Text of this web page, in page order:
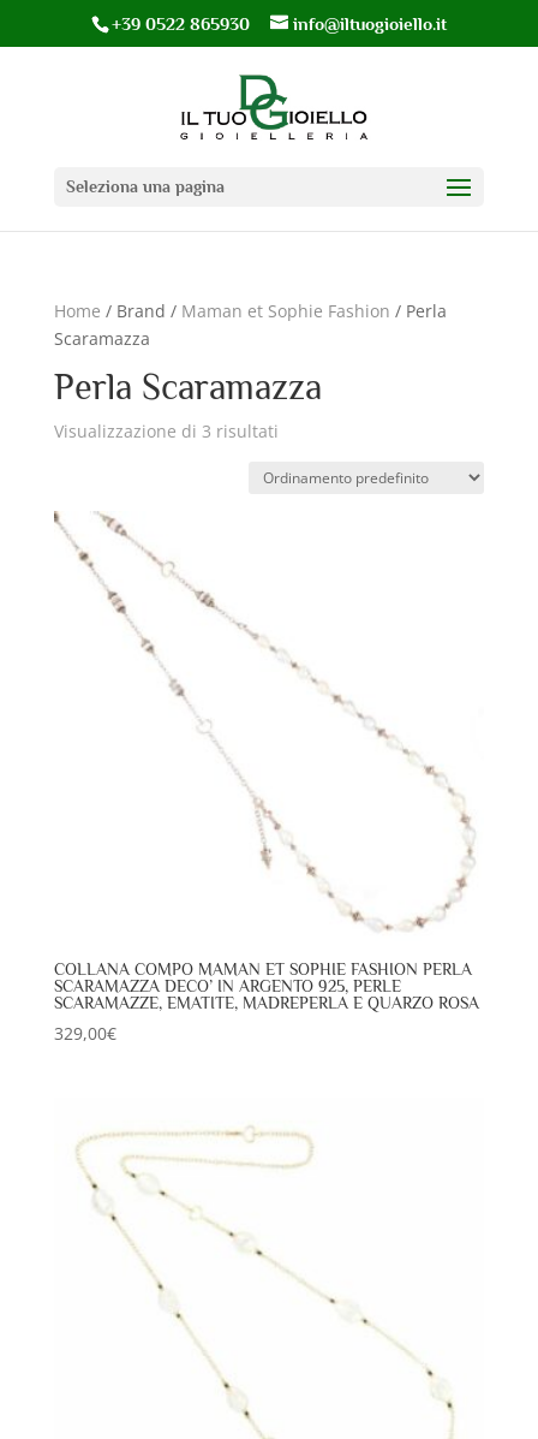
+39 0522 865930 info@iltuogioiello.it
Seleziona una pagina
Home / Brand / Maman et Sophie Fashion / Perla
Scaramazza
Perla Scaramazza
Visualizzazione di 3 risultati
COLLANA COMPO MAMAN ET SOPHIE FASHION PERLA
SCARAMAZZA DECO’ IN ARGENTO 925, PERLE
SCARAMAZZE, EMATITE, MADREPERLA E QUARZO ROSA
329,00€